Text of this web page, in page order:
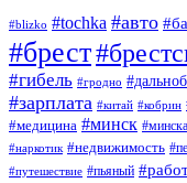
#blizko #tochka #авто
#брест
#гибель #гродно
#зарплата #китай #кобрин
#медицина #минск
#наркотик #недвижимость
#путешествие #пьяный